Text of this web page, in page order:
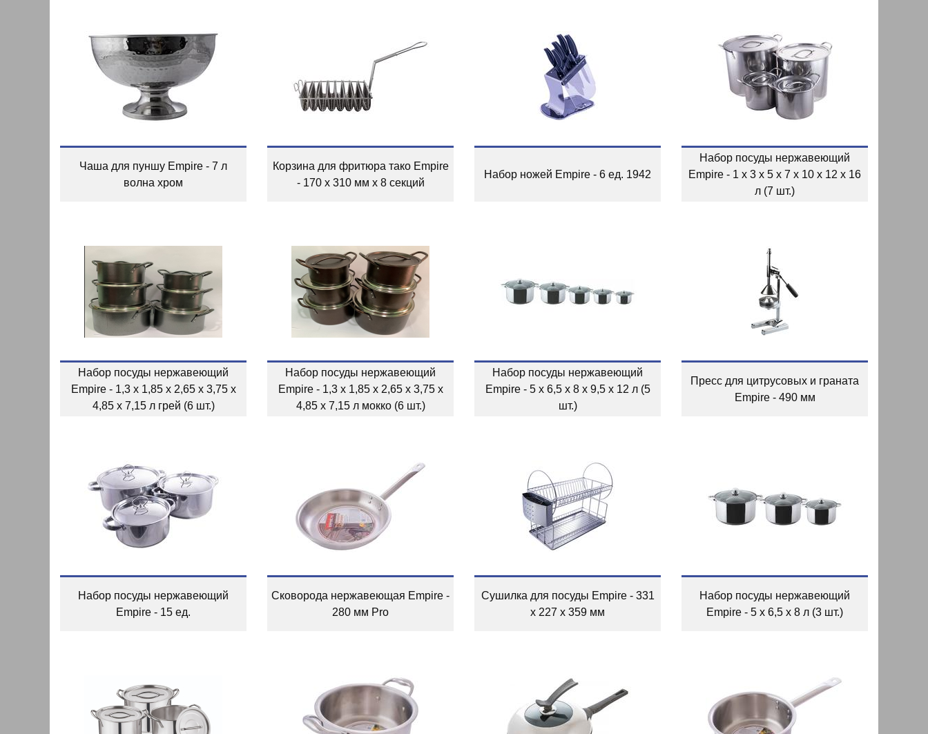
Чаша для пуншу Empire - 7 л
волна хром
Корзина для фритюра тако Empire
- 170 x 310 мм x 8 секций
Набор ножей Empire - 6 ед. 1942
Набор посуды нержавеющий
Empire - 1 x 3 x 5 x 7 x 10 x 12 x 16
л (7 шт.)
Набор посуды нержавеющий
Empire - 1,3 x 1,85 x 2,65 x 3,75 x
4,85 x 7,15 л грей (6 шт.)
Набор посуды нержавеющий
Empire - 1,3 x 1,85 x 2,65 x 3,75 x
4,85 x 7,15 л мокко (6 шт.)
Набор посуды нержавеющий
Empire - 5 x 6,5 x 8 x 9,5 x 12 л (5
шт.)
Пресс для цитрусовых и граната
Empire - 490 мм
Набор посуды нержавеющий
Empire - 15 ед.
Сковорода нержавеющая Empire -
280 мм Pro
Сушилка для посуды Empire - 331
x 227 x 359 мм
Набор посуды нержавеющий
Empire - 5 x 6,5 x 8 л (3 шт.)